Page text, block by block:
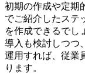
初期の作成や定期
でご紹介したステ
を作成できるでし
導入も検討しつつ
運用すれば、従業
ります。